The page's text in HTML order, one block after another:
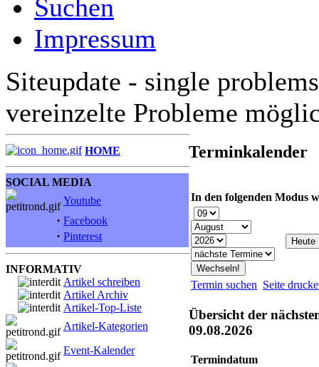
Suchen
Impressum
Siteupdate - single
vereinzelte Probleme
HOME
SOCIAL MEDIA
Youtube
· Facebook
· Pinterest
INFORMATIV
Artikel schreiben
Artikel Archiv
Artikel-Top-Liste
Artikel-Kategorien
Event-Kalender
Terminkalender
In den folgenden Modus
Termin suchen Seite
Übersicht der
09.08.2026
Termindatum